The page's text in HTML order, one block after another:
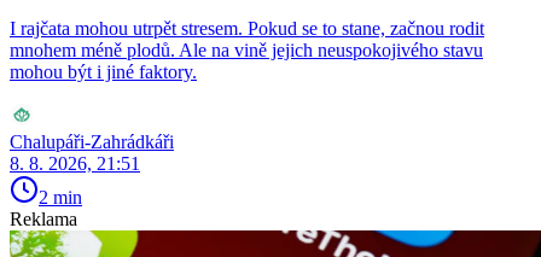
I rajčata mohou utrpět stresem. Pokud se to stane, začnou rodit
mnohem méně plodů. Ale na vině jejich neuspokojivého stavu
mohou být i jiné faktory.
Chalupáři-Zahrádkáři
8. 8. 2026, 21:51
2 min
Reklama